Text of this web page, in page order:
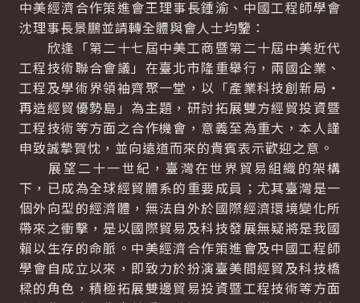
中美經濟合作策進會王理事長鍾渝、中國工程師學會
沈理事長景鵬並請轉全體與會人士均鑒：
欣逢「第二十七屆中美工商暨第二十屆中美近代
工程技術聯合會議」在臺北市隆重舉行，兩國企業、
工程及學術界領袖齊聚一堂，以「產業科技創新局‧
再造經貿優勢島」為主題，研討拓展雙方經貿投資暨
工程技術等方面之合作機會，意義至為重大，本人謹
申致誠摯賀忱，並向遠道而來的貴賓表示歡迎之意。
展望二十一世紀，臺灣在世界貿易組織的架構
下，已成為全球經貿體系的重要成員；尤其臺灣是一
個外向型的經濟體，無法自外於國際經濟環境變化所
帶來之衝擊，是以國際貿易及科技發展無疑將是我國
賴以生存的命脈。中美經濟合作策進會及中國工程師
學會自成立以來，即致力於扮演臺美間經貿及科技橋
樑的角色，積極拓展雙邊貿易投資暨工程技術等方面